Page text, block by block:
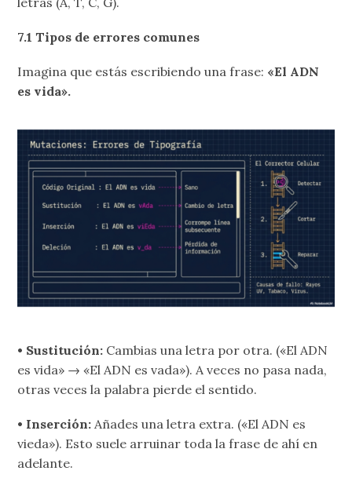
7.1 Tipos de errores comunes
Imagina que estás escribiendo una frase: «El ADN
es vida».
• Sustitución: Cambias una letra por otra. («El ADN
es vida» → «El ADN es vada»). A veces no pasa nada,
otras veces la palabra pierde el sentido.
• Inserción: Añades una letra extra. («El ADN es
vieda»). Esto suele arruinar toda la frase de ahí en
adelante.